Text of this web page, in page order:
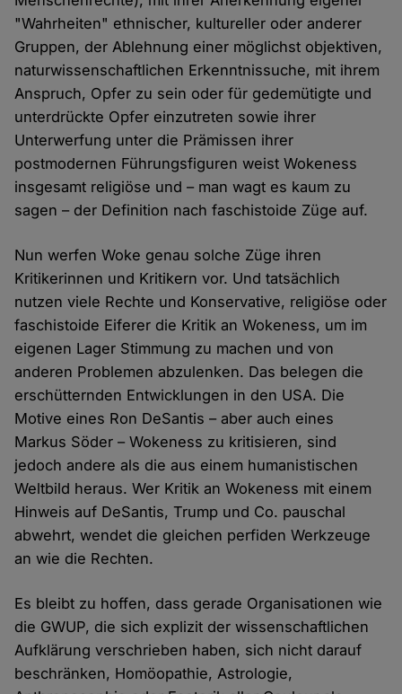
"Wahrheiten" ethnischer, kultureller oder anderer
Gruppen, der Ablehnung einer möglichst objektiven,
naturwissenschaftlichen Erkenntnissuche, mit ihrem
Anspruch, Opfer zu sein oder für gedemütigte und
unterdrückte Opfer einzutreten sowie ihrer
Unterwerfung unter die Prämissen ihrer
postmodernen Führungsfiguren weist Wokeness
insgesamt religiöse und – man wagt es kaum zu
sagen – der Definition nach faschistoide Züge auf.
Nun werfen Woke genau solche Züge ihren
Kritikerinnen und Kritikern vor. Und tatsächlich
nutzen viele Rechte und Konservative, religiöse oder
faschistoide Eiferer die Kritik an Wokeness, um im
eigenen Lager Stimmung zu machen und von
anderen Problemen abzulenken. Das belegen die
erschütternden Entwicklungen in den USA. Die
Motive eines Ron DeSantis – aber auch eines
Markus Söder – Wokeness zu kritisieren, sind
jedoch andere als die aus einem humanistischen
Weltbild heraus. Wer Kritik an Wokeness mit einem
Hinweis auf DeSantis, Trump und Co. pauschal
abwehrt, wendet die gleichen perfiden Werkzeuge
an wie die Rechten.
Es bleibt zu hoffen, dass gerade Organisationen wie
die GWUP, die sich explizit der wissenschaftlichen
Aufklärung verschrieben haben, sich nicht darauf
beschränken, Homöopathie, Astrologie,